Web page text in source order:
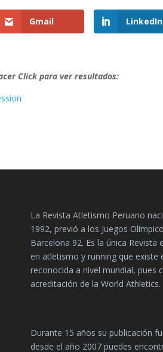
Gmail LinkedIn
Click para ver resultados:
La Revista Atletismo Peruano
1992, previó a los Juegos
Barcelona 92. Es la única Revista
en atletismo y running que existe
reconocida a nivel mundial, pues
acreditación de la World Athletics.
Durante 15 años su publicación
desde el año 2007 puedes